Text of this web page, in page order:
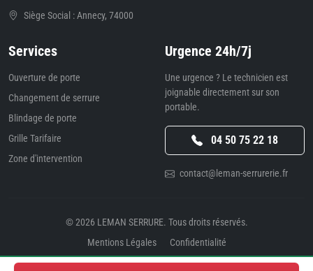
Siège Social : Annecy, 74000
Services
Ouverture de porte
Changement de serrure
Blindage de porte
Grille Tarifaire
Zone d'intervention
Urgence 24h/7j
Une urgence ? Le technicien est
joignable directement sur son
portable.
04 50 75 22 18
contact@leman-serrurerie.fr
© 2026 LEMAN SERRURE. Tous droits réservés.
Mentions Légales
Confidentialité